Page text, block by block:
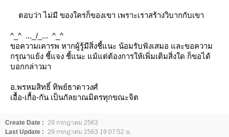
ตอบว่า ไม่มี ของใครก็ของเขา เพราะเราสร้างวิบากกับเขา
^_^ ..._/_... ^_^
ขอความเคารพ หากผู้รู้มีสิ่งชี้แนะ น้อมรับฟังเสมอ และขอความ
กรุณาแย้ง ชี้แจง ชี้แนะ แม้แต่ต้องการให้เพิ่มเติมสิ่งใด ก็ขอได้
บอกกล่าวมา
อ.พรหมสิทธิ์ ทิพย์ธาดาวงศ์
เอื้อ-เกื้อ-กัน เป็นกัลยาณมิตรทุกขณะจิต
Create Date : 29 กรกฎาคม 2563
Last Update : 29 กรกฎาคม 2563 19:07:52 น.